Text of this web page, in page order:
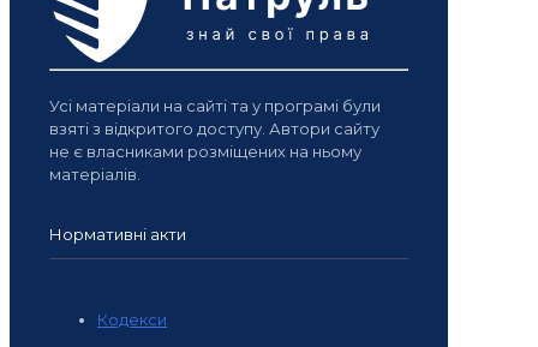
Усі матеріали на сайті та у програмі були
взяті з відкритого доступу. Автори сайту
не є власниками розміщених на ньому
матеріалів.
Нормативні акти
Кодекси